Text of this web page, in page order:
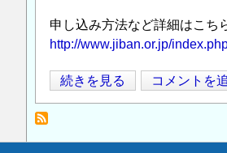
申し込み方法など詳細はこち
http://www.jiban.or.jp/
【地
盤
学
続きを見る コメントを